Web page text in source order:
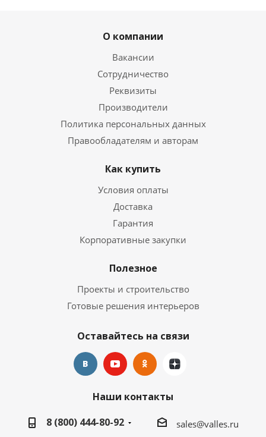
О компании
Вакансии
Сотрудничество
Реквизиты
Производители
Политика персональных данных
Правообладателям и авторам
Как купить
Условия оплаты
Доставка
Гарантия
Корпоративные закупки
Полезное
Проекты и строительство
Готовые решения интерьеров
Оставайтесь на связи
Наши контакты
8 (800) 444-80-92
sales@valles.ru